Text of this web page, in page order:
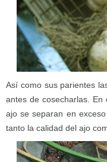
Así como sus parientes
antes de cosecharlas.
ajo se separan en
tanto la calidad del ajo